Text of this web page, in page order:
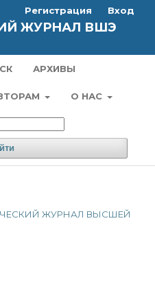
ЖУРНАЛ ВШЭ
АРХИВЫ
О НАС
Регистрация Вход
ЖУРНАЛ ВЫСШЕЙ